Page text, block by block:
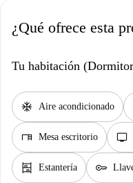
¿Qué ofrece esta
Tu habitación
ac_unit Aire acondicionado
desk Mesa escritorio tv
shelves Estantería key